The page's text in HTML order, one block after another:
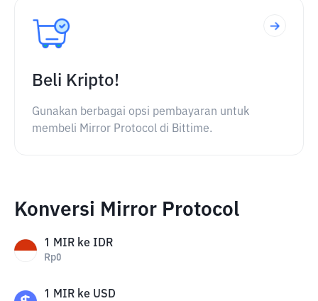
Beli Kripto!
Gunakan berbagai opsi pembayaran untuk
membeli Mirror Protocol di Bittime.
Konversi Mirror Protocol
1 MIR ke IDR
Rp0
1 MIR ke USD